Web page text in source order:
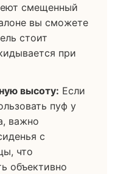
смещенный
вы сможете
стоит
при
высоту: Если
пуф у
важно
с
что
объективно